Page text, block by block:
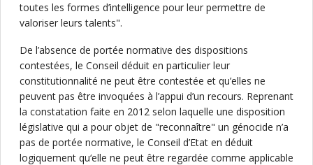
toutes les formes d’intelligence pour leur permettre de
valoriser leurs talents".
De l’absence de portée normative des dispositions
contestées, le Conseil déduit en particulier leur
constitutionnalité ne peut être contestée et qu’elles ne
peuvent pas être invoquées à l’appui d’un recours. Reprenant
la constatation faite en 2012 selon laquelle une disposition
législative qui a pour objet de "reconnaître" un génocide n’a
pas de portée normative, le Conseil d’Etat en déduit
logiquement qu‘elle ne peut être regardée comme applicable